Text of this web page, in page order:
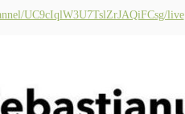
UC9cIqlW3U7TslZrJAQiFCsg/live